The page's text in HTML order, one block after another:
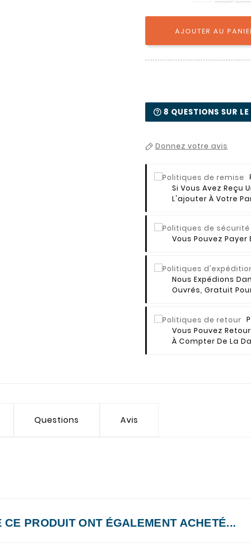
AJOUTER AU
8 QUESTIONS SUR
Donnez votre avis
Si Vous Avez Reçu
L'ajouter À Votre
Vous Pouvez Payer
Nous Expédions
Ouvrés, Gratuit
Vous Pouvez
À Compter De La
Questions Avis
PRODUIT ONT ÉGALEMENT ACHETÉ...
Créer une liste d'envies